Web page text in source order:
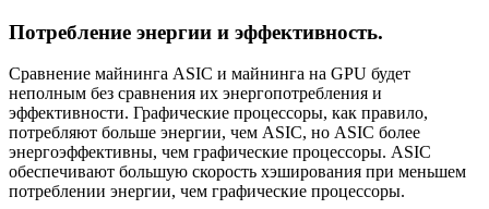
Потребление энергии и эффективность.
Сравнение майнинга ASIC и майнинга на GPU будет
неполным без сравнения их энергопотребления и
эффективности. Графические процессоры, как правило,
потребляют больше энергии, чем ASIC, но ASIC более
энергоэффективны, чем графические процессоры. ASIC
обеспечивают большую скорость хэширования при меньшем
потреблении энергии, чем графические процессоры.